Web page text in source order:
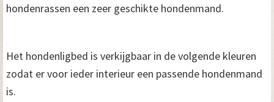
hondenrassen een zeer geschikte hondenmand.
Het hondenligbed is verkijgbaar in de volgende kleuren
zodat er voor ieder interieur een passende hondenmand
is.